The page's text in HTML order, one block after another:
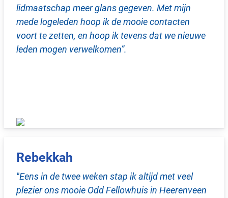
lidmaatschap meer glans gegeven. Met mijn
mede logeleden hoop ik de mooie contacten
voort te zetten, en hoop ik tevens dat we nieuwe
leden mogen verwelkomen”.
Rebekkah
"Eens in de twee weken stap ik altijd met veel
plezier ons mooie Odd Fellowhuis in Heerenveen